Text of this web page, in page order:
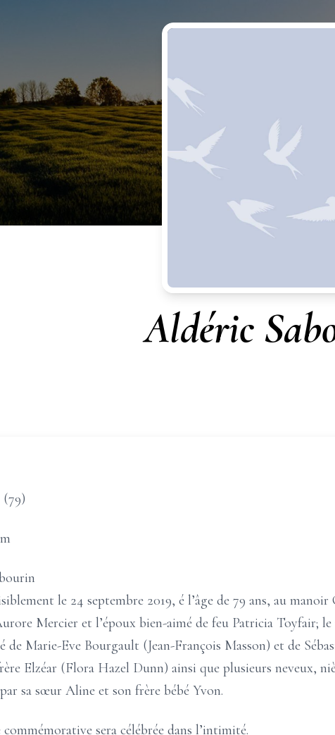
Aldéric
(79)
le 24 septembre 2019, é l’âge de 79 ans, au
Mercier et l’époux bien-aimé de feu Patricia Toyfair;
de Marie-Eve Bourgault (Jean-François Masson) et de
Elzéar (Flora Hazel Dunn) ainsi que plusieurs neveux,
sa sœur Aline et son frère bébé Yvon.
commémorative sera célébrée dans l’intimité.